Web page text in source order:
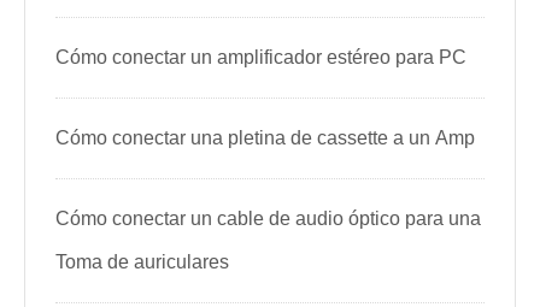
Cómo conectar un amplificador estéreo para PC
Cómo conectar una pletina de cassette a un Amp
Cómo conectar un cable de audio óptico para una
Toma de auriculares